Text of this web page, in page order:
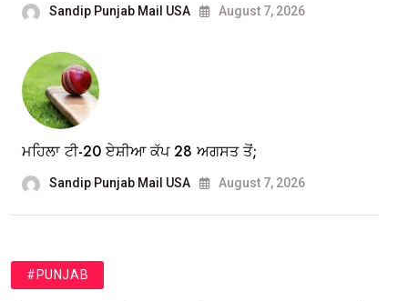
Sandip Punjab Mail USA August 7, 2026
ਮਹਿਲਾ ਟੀ-20 ਏਸ਼ੀਆ ਕੱਪ 28 ਅਗਸਤ ਤੋਂ;
Sandip Punjab Mail USA August 7, 2026
#PUNJAB